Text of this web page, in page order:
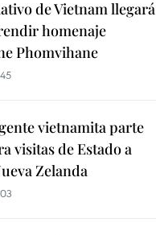
de Vietnam llegará
homenaje
Phomvihane
vietnamita parte
visitas de Estado a
Zelanda